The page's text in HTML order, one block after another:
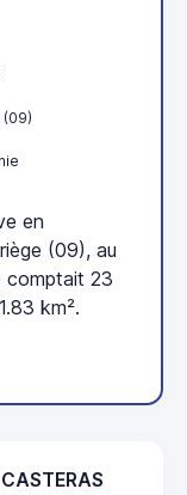
en
(09), au
comptait 23
km².